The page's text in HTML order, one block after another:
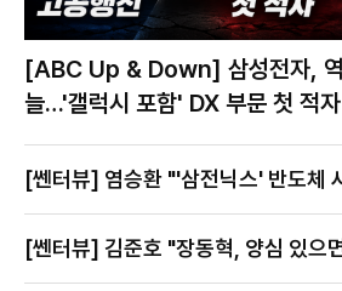
[ABC Up & Down] 삼성전자, 역대급 실적의 그
늘…'갤럭시 포함' DX 부문 첫 적자
[쎈터뷰] 염승환 "'삼전닉스' 반도체 사이클 계속 간다…지
금이 절호의 찬스"
[쎈터뷰] 김준호 "장동혁, 양심 있으면 대표 즉각 사퇴해